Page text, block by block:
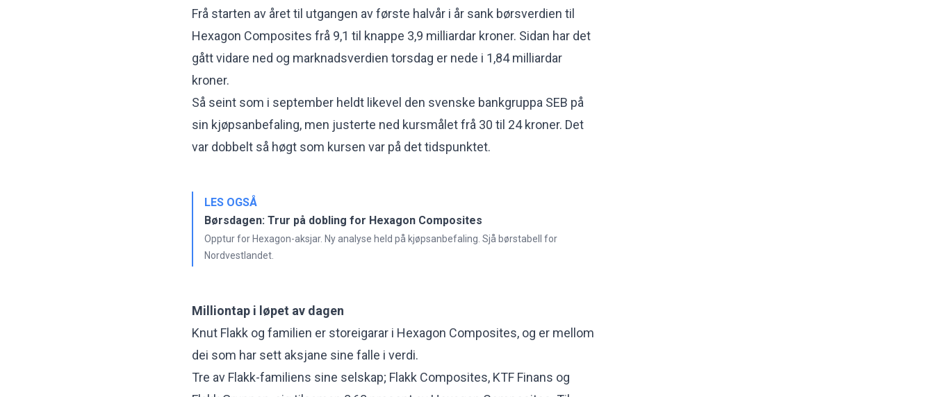
Frå starten av året til utgangen av første halvår i år sank børsverdien til
Hexagon Composites frå 9,1 til knappe 3,9 milliardar kroner. Sidan har det
gått vidare ned og marknadsverdien torsdag er nede i 1,84 milliardar
kroner.
Så seint som i september heldt likevel den svenske bankgruppa SEB på
sin kjøpsanbefaling, men justerte ned kursmålet frå 30 til 24 kroner. Det
var dobbelt så høgt som kursen var på det tidspunktet.
LES OGSÅ
Børsdagen: Trur på dobling for Hexagon Composites
Opptur for Hexagon-aksjar. Ny analyse held på kjøpsanbefaling. Sjå børstabell for
Nordvestlandet.
Milliontap i løpet av dagen
Knut Flakk og familien er storeigarar i Hexagon Composites, og er mellom
dei som har sett aksjane sine falle i verdi.
Tre av Flakk-familiens sine selskap; Flakk Composites, KTF Finans og